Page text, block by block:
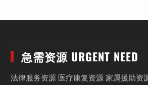
急需资源 URGENT NEED
法律服务资源 医疗康复资源 家属援助资